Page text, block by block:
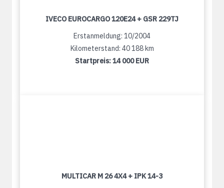
IVECO EUROCARGO 120E24 + GSR 229TJ
Erstanmeldung: 10/2004
Kilometerstand: 40 188 km
Startpreis:14 000 EUR
MULTICAR M 26 4X4 + IPK 14-3